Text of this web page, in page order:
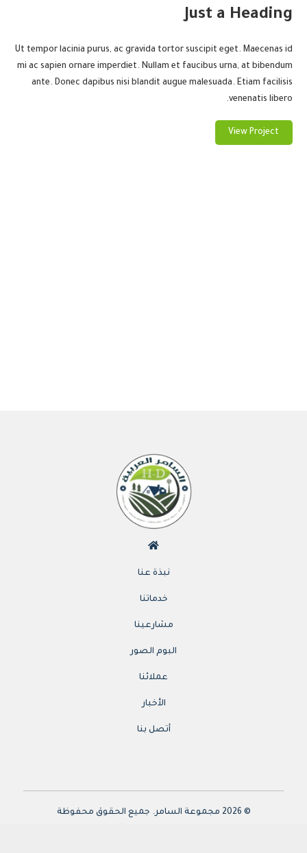
Just a Heading
Ut tempor lacinia purus, ac gravida tortor suscipit eget. Maecenas id
mi ac sapien ornare imperdiet. Nullam et faucibus urna, at bibendum
ante. Donec dapibus nisi blandit augue malesuada. Etiam facilisis
venenatis libero.
View Project
نبذة عنا
خدماتنا
مشارعينا
البوم الصور
عملائنا
الأخبار
أتصل بنا
© 2026 مجموعة السامر. جميع الحقوق محفوظة